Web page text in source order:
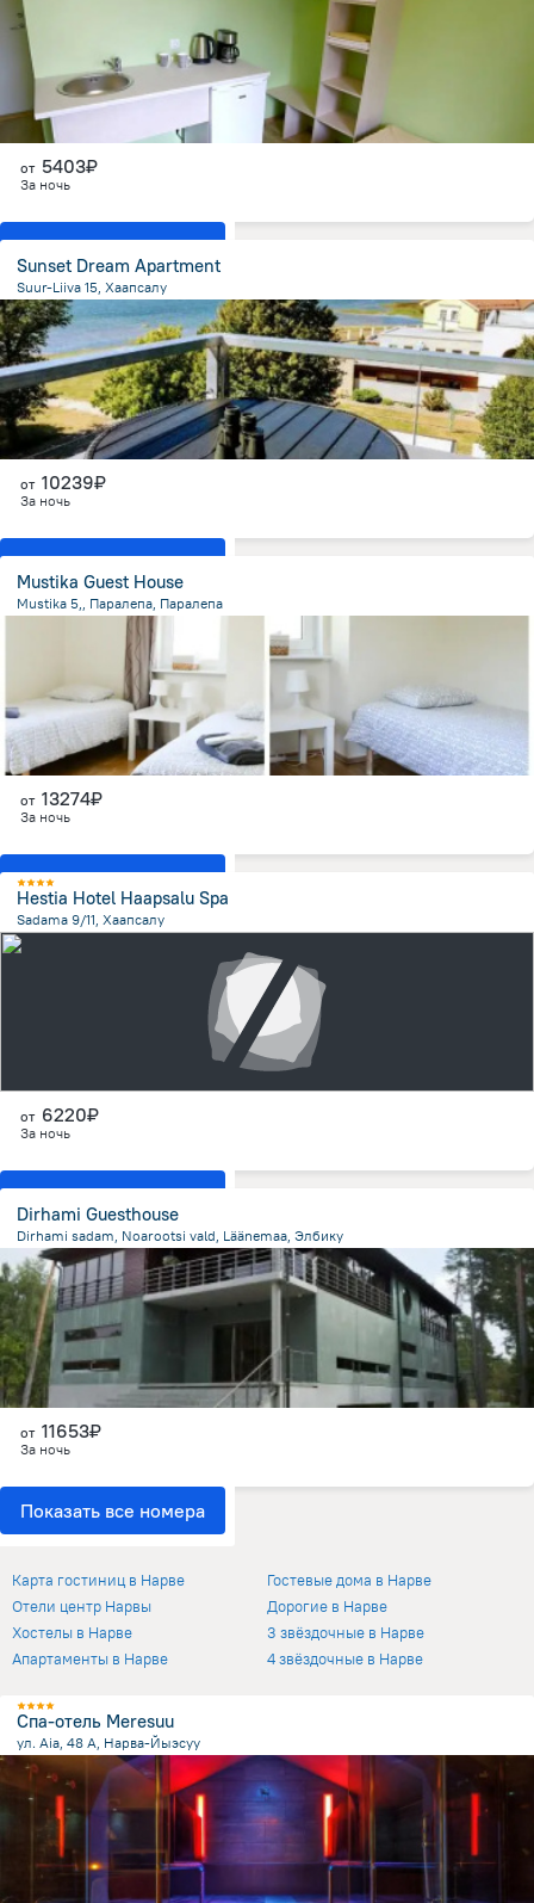
от 5403₽
За ночь
Показать все номера
Sunset Dream Apartment
Suur-Liiva 15, Хаапсалу
1.3 кмот центра
от 10239₽
За ночь
Показать все номера
Mustika Guest House
Mustika 5,, Паралепа, Паралепа
от 13274₽
За ночь
Показать все номера
Hestia Hotel Haapsalu Spa
Sadama 9/11, Хаапсалу
1.5 кмот центра
от 6220₽
За ночь
Показать все номера
Dirhami Guesthouse
Dirhami sadam, Noarootsi vald, Läänemaa, Элбику
5.8 кмот центра
от 11653₽
За ночь
Показать все номера
Отели в Нарве
Карта гостиниц в Нарве
Отели центр Нарвы
Хостелы в Нарве
Апартаменты в Нарве
Гостевые дома в Нарве
Дорогие в Нарве
3 звёздочные в Нарве
4 звёздочные в Нарве
Спа-отель Meresuu
ул. Aia, 48 А, Нарва-Йыэсуу
1.2 кмот центра